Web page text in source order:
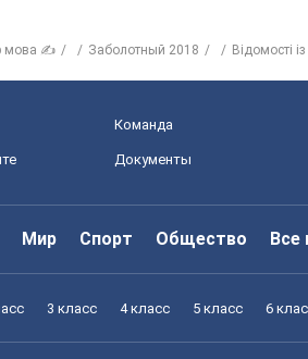
мова ✍ Заболотный 2018 Відомості
Команда
Документы
Мир Спорт Общество Все
3 класс 4 класс 5 класс 6